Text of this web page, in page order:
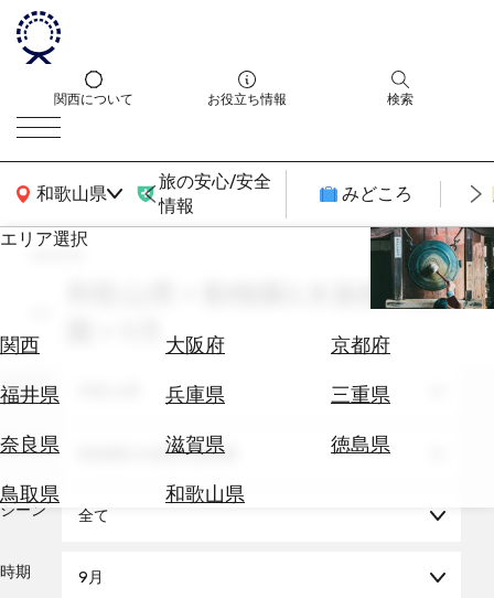
関西について お役立ち情報 検索
和歌山県
関西広域MAP
旅の安心/安全
情報
みどころ
エリア選択
関西 大阪府
京都府
福井県
兵庫県
三重県
奈良県
滋賀県
徳島県
鳥取県
和歌山県
エ
券
テ
を
search
和歌山県 × 動物園&水族館&植物
エリア
テーマ 動物園&水族館&植物園
シーン 全て
時期 9月